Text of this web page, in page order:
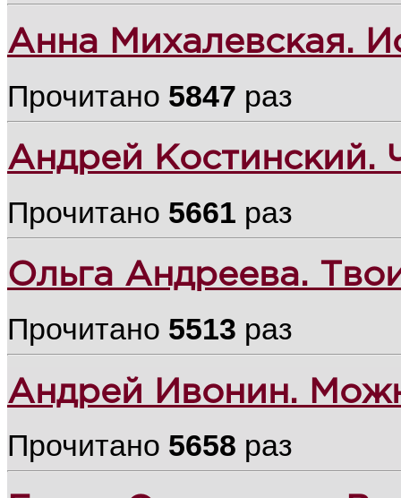
Анна Михалевская.
Прочитано 5847 раз
Андрей Костинский.
Прочитано 5661 раз
Ольга Андреева.
Прочитано 5513 раз
Андрей Ивонин.
Прочитано 5658 раз